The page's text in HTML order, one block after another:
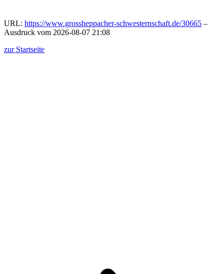
URL: https://www.grossheppacher-schwesternschaft.de/30665 –
Ausdruck vom 2026-08-07 21:08
zur Startseite